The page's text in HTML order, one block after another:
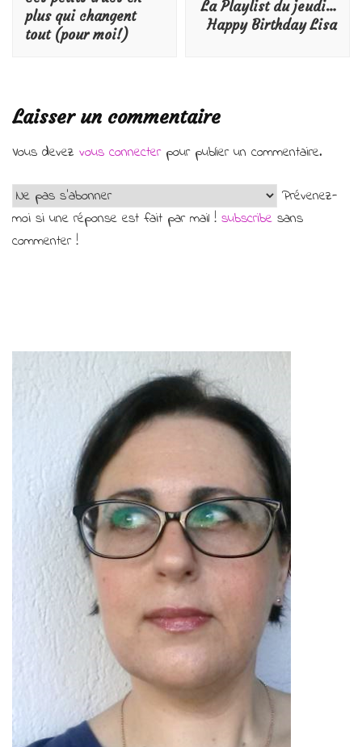
plus qui changent
tout (pour moi!)
La Playlist du jeudi…
Happy Birthday Lisa
Laisser un commentaire
Vous devez vous connecterpour publier un commentaire.
Prévenez-
moi si une réponse est fait par mail ! subscribe sans
commenter !